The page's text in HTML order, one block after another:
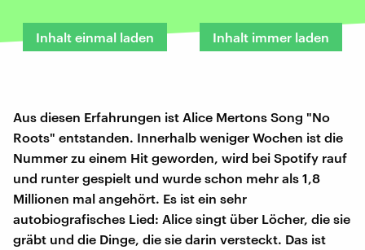
Inhalt einmal laden Inhalt immer laden
Aus diesen Erfahrungen ist Alice Mertons Song "No
Roots" entstanden. Innerhalb weniger Wochen ist die
Nummer zu einem Hit geworden, wird bei Spotify rauf
und runter gespielt und wurde schon mehr als 1,8
Millionen mal angehört. Es ist ein sehr
autobiografisches Lied: Alice singt über Löcher, die sie
gräbt und die Dinge, die sie darin versteckt. Das ist